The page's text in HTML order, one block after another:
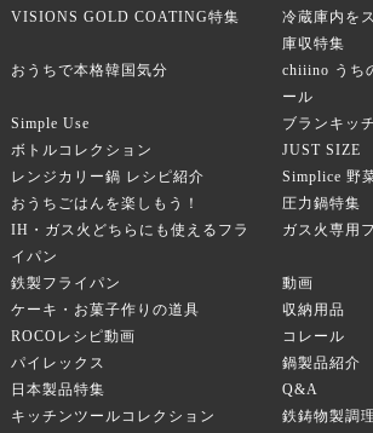
VISIONS GOLD COATING特集
冷蔵庫内を
庫収特集
おうちで本格韓国気分
chiiino うち
ール
Simple Use
ブランキッ
ボトルコレクション
JUST SIZE
レンジカリー鍋 レシピ紹介
Simplice 野
おうちごはんを楽しもう！
圧力鍋特集
IH・ガス火どちらにも使えるフラ
イパン
ガス火専用
鉄製フライパン
動画
ケーキ・お菓子作りの道具
収納用品
ROCOレシピ動画
コレール
パイレックス
鍋製品紹介
日本製品特集
Q&A
キッチンツールコレクション
鉄鋳物製調